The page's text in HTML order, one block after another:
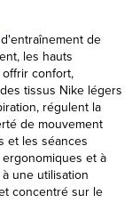
de
les hauts
confort,
tissus Nike légers
régulent la
de mouvement
et les séances
et à
une utilisation
concentré sur le